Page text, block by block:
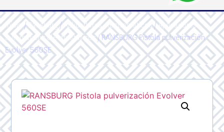
Inicio/Ransburg/Aplicadores electrostáticos/Aplicadores
automáticos electrostáticos/ RANSBURG Pistola pulverización
Evolver 560SE